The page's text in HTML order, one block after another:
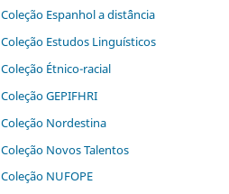
Coleção Espanhol a distˆância
Coleção Estudos Linguísticos
Coleção Étnico-racial
Coleção GEPIFHRI
Coleção Nordestina
Coleção Novos Talentos
Coleção NUFOPE